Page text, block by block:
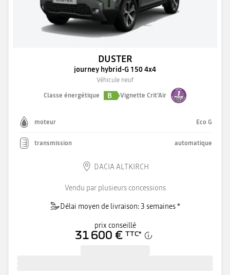
DUSTER
journey hybrid-G 150 4x4
Véhicule neuf
Classe énergétique
B Vignette Crit'Air
moteur Eco G
transmission automatique
DACIA ALTKIRCH
Vendu par plusieurs concessions
Délai moyen de livraison: 3 semaines *
prix conseillé
31 600 € TTC*